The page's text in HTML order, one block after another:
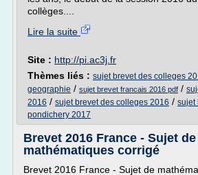
collèges....
Lire la suite
Site : http://pi.ac3j.fr
Thèmes liés : sujet brevet des colleges
geographie / sujet brevet francais 2016 pdf /
2016 / sujet brevet des colleges 2016 / sujet
pondichery 2017
Brevet 2016 France - Sujet de
mathématiques corrigé
Brevet 2016 France - Sujet de